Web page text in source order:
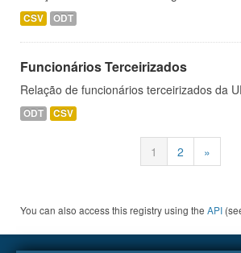
CSV ODT
Funcionários Terceirizados
Relação de funcionários terceirizados da
ODT CSV
1 2 »
You can also access this registry using the API